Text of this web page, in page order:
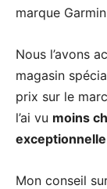
marque
Nous l’avons
magasin
prix sur le
l’ai vu moins
exceptionnelle
Mon conseil